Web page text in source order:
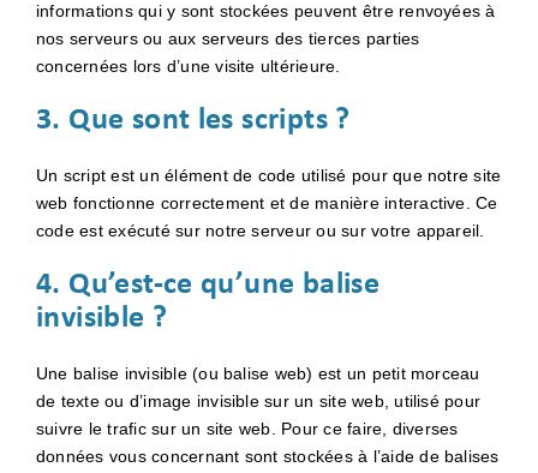
informations qui y sont stockées peuvent être renvoyées à
nos serveurs ou aux serveurs des tierces parties
concernées lors d’une visite ultérieure.
3. Que sont les scripts ?
Un script est un élément de code utilisé pour que notre site
web fonctionne correctement et de manière interactive. Ce
code est exécuté sur notre serveur ou sur votre appareil.
4. Qu’est-ce qu’une balise
invisible ?
Une balise invisible (ou balise web) est un petit morceau
de texte ou d’image invisible sur un site web, utilisé pour
suivre le trafic sur un site web. Pour ce faire, diverses
données vous concernant sont stockées à l’aide de balises